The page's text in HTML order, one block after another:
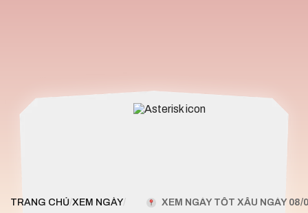
TRANG CHỦ/XEM NGÀY/ XEM NGÀY TỐT XẤU NGÀY 08/